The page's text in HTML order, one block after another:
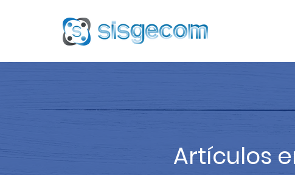
Artículos